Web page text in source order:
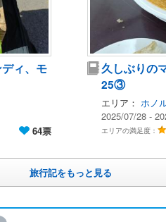
ィ、モ
64票
久しぶりの
25③
エリア： ホノ
2025/07/28 -
エリアの満足度：
旅行記をもっと見る